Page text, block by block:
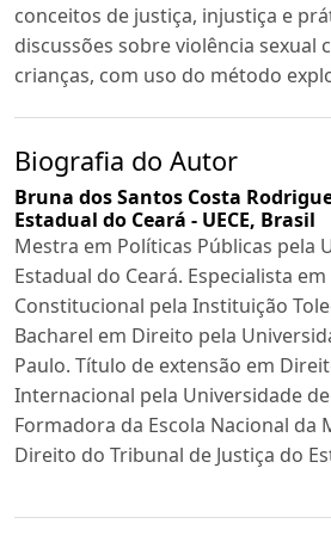
conceitos de justiça, injustiça e
discussões sobre violência sexual
crianças, com uso do método
Biografia do Autor
Bruna dos Santos Costa
Estadual do Ceará - UECE, Brasil
Mestra em Políticas Públicas pela
Estadual do Ceará. Especialista
Constitucional pela Instituição
Bacharel em Direito pela
Paulo. Título de extensão em
Internacional pela Universidade de
Formadora da Escola Nacional da
Direito do Tribunal de Justiça do